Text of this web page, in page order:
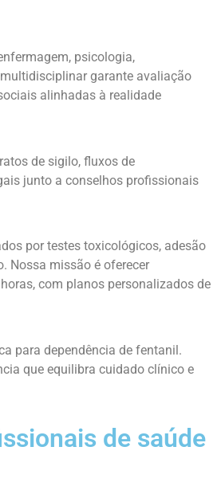
psicologia,
garante avaliação
alinhadas à realidade
de sigilo, fluxos de
junto a conselhos profissionais
por testes toxicológicos, adesão
Nossa missão é oferecer
com planos personalizados de
para dependência de fentanil.
que equilibra cuidado clínico e
de saúde